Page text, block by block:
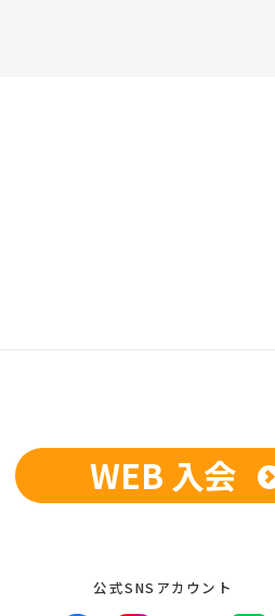
WEB 入会
公式SNSアカウント